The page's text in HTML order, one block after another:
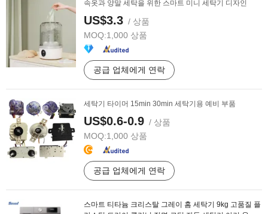
속옷과 양말 세탁을 위한 스마트 미니 세탁기 디자인
US$3.3 / 상품
MOQ:1,000 상품
공급 업체에게 연락
세탁기 타이머 15min 30min 세탁기용 예비 부품
US$0.6-0.9 / 상품
MOQ:1,000 상품
공급 업체에게 연락
스마트 티타늄 크리스탈 그레이 홈 세탁기 9kg 고품질 플